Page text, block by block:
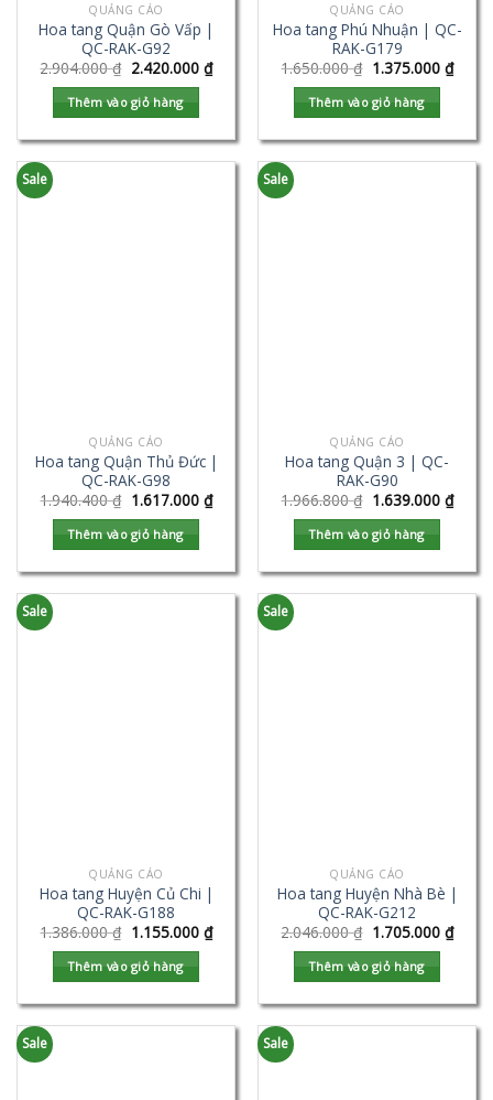
QUẢNG CÁO
Hoa tang Quận Gò Vấp |
QC-RAK-G92
2.904.000₫ 2.420.000 ₫
Thêm vào giỏ hàng
QUẢNG CÁO
Hoa tang Phú Nhuận | QC-
RAK-G179
1.650.000₫ 1.375.000 ₫
Thêm vào giỏ hàng
Sale
QUẢNG CÁO
Hoa tang Quận Thủ Đức |
QC-RAK-G98
1.940.400₫ 1.617.000 ₫
Thêm vào giỏ hàng
Sale
QUẢNG CÁO
Hoa tang Quận 3 | QC-
RAK-G90
1.966.800₫ 1.639.000 ₫
Thêm vào giỏ hàng
Sale
QUẢNG CÁO
Hoa tang Huyện Củ Chi |
QC-RAK-G188
1.386.000₫ 1.155.000 ₫
Thêm vào giỏ hàng
Sale
QUẢNG CÁO
Hoa tang Huyện Nhà Bè |
QC-RAK-G212
2.046.000₫ 1.705.000 ₫
Thêm vào giỏ hàng
Sale Sale